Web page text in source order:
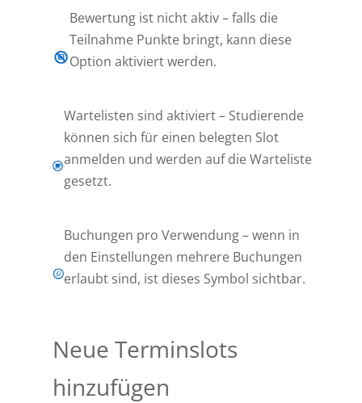
Bewertung ist nicht aktiv – falls die
Teilnahme Punkte bringt, kann diese
Option aktiviert werden.
Wartelisten sind aktiviert – Studierende
können sich für einen belegten Slot
anmelden und werden auf die Warteliste
gesetzt.
Buchungen pro Verwendung – wenn in
den Einstellungen mehrere Buchungen
erlaubt sind, ist dieses Symbol sichtbar.
Neue Terminslots
hinzufügen